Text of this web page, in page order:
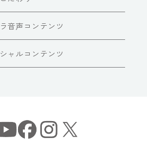
音声コンテンツ
ャルコンテンツ